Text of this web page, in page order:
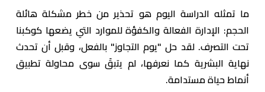
ما تمثله الدراسة اليوم هو تحذير من خطر مشكلة هائلة
الحجم: الإدارة الفعالة والكفؤة للموارد التي يضعها كوكبنا
تحت التصرف. لقد حل "يوم التجاوز" بالفعل، وقبل أن تحدث
نهاية البشرية كما نعرفها، لم يتبقَ سوى محاولة تطبيق
أنماط حياة مستدامة.